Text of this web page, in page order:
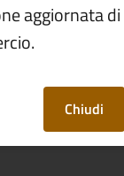
aggiornata di
Chiudi